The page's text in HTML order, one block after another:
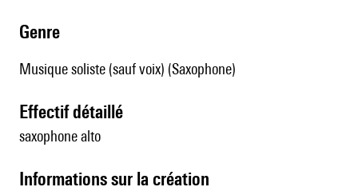
genre
Musique soliste (sauf voix) (Saxophone)
effectif détaillé
saxophone alto
informations sur la création